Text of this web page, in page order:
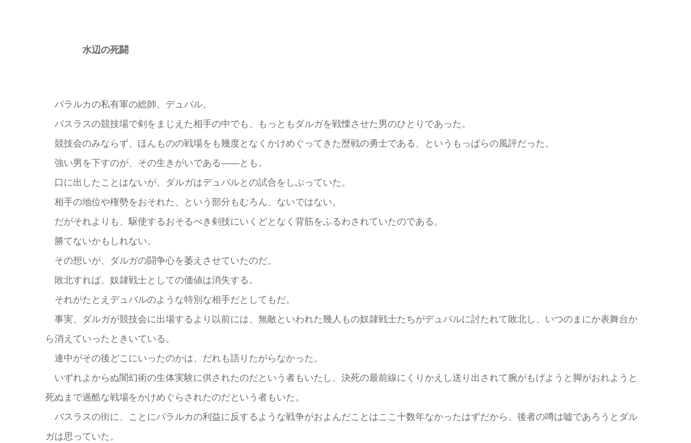
水辺の死闘
バラルカの私有軍の総帥、デュバル。
バスラスの競技場で剣をまじえた相手の中でも、もっともダルガを戦慄させた男のひとりであった。
競技会のみならず、ほんものの戦場をも幾度となくかけめぐってきた歴戦の勇士である、というもっぱらの風評だった。
強い男を下すのが、その生きがいである――とも。
口に出したことはないが、ダルガはデュバルとの試合をしぶっていた。
相手の地位や権勢をおそれた、という部分もむろん、ないではない。
だがそれよりも、駆使するおそるべき剣技にいくどとなく背筋をふるわされていたのである。
勝てないかもしれない。
その想いが、ダルガの闘争心を萎えさせていたのだ。
敗北すれば、奴隷戦士としての価値は消失する。
それがたとえデュバルのような特別な相手だとしてもだ。
事実、ダルガが競技会に出場するより以前には、無敵といわれた幾人もの奴隷戦士たちがデュバルに討たれて敗北し、いつのまにか表舞台か
ら消えていったときいている。
連中がその後どこにいったのかは、だれも語りたがらなかった。
いずれよからぬ闇幻術の生体実験に供されたのだという者もいたし、決死の最前線にくりかえし送り出されて腕がもげようと脚がおれようと
死ぬまで過酷な戦場をかけめぐらされたのだという者もいた。
バスラスの街に、ことにバラルカの利益に反するような戦争がおよんだことはここ十数年なかったはずだから、後者の噂は嘘であろうとダル
ガは思っていた。